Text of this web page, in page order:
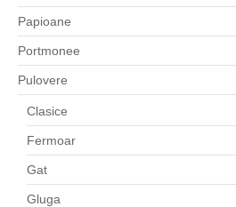
Papioane
Portmonee
Pulovere
Clasice
Fermoar
Gat
Gluga